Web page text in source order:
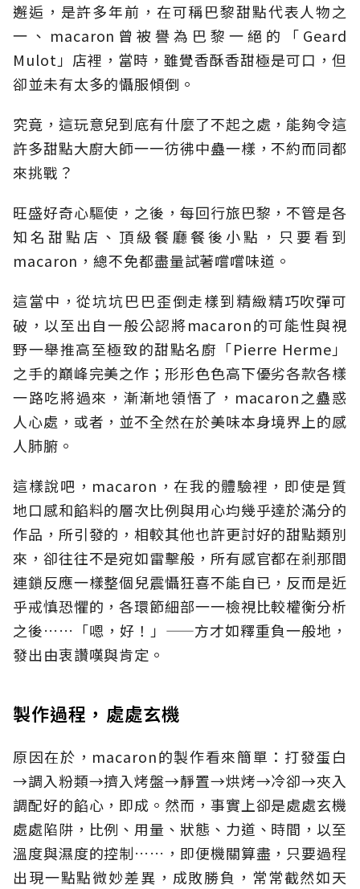
邂逅，是許多年前，在可稱巴黎甜點代表人物之
一、macaron曾被譽為巴黎一絕的「Geard
Mulot」店裡，當時，雖覺香酥香甜極是可口，但
卻並未有太多的懾服傾倒。
究竟，這玩意兒到底有什麼了不起之處，能夠令這
許多甜點大廚大師一一彷彿中蠱一樣，不約而同都
來挑戰？
旺盛好奇心驅使，之後，每回行旅巴黎，不管是各
知名甜點店、頂級餐廳餐後小點，只要看到
macaron，總不免都盡量試著嚐嚐味道。
這當中，從坑坑巴巴歪倒走樣到精緻精巧吹彈可
破，以至出自一般公認將macaron的可能性與視
野一舉推高至極致的甜點名廚「Pierre Herme」
之手的巔峰完美之作；形形色色高下優劣各款各樣
一路吃將過來，漸漸地領悟了，macaron之蠱惑
人心處，或者，並不全然在於美味本身境界上的感
人肺腑。
這樣說吧，macaron，在我的體驗裡，即使是質
地口感和餡料的層次比例與用心均幾乎達於滿分的
作品，所引發的，相較其他也許更討好的甜點類別
來，卻往往不是宛如雷擊般，所有感官都在剎那間
連鎖反應一樣整個兒震懾狂喜不能自已，反而是近
乎戒慎恐懼的，各環節細部一一檢視比較權衡分析
之後……「嗯，好！」——方才如釋重負一般地，
發出由衷讚嘆與肯定。
製作過程，處處玄機
原因在於，macaron的製作看來簡單：打發蛋白
→調入粉類→擠入烤盤→靜置→烘烤→冷卻→夾入
調配好的餡心，即成。然而，事實上卻是處處玄機
處處陷阱，比例、用量、狀態、力道、時間，以至
溫度與濕度的控制……，即便機關算盡，只要過程
出現一點點微妙差異，成敗勝負，常常截然如天